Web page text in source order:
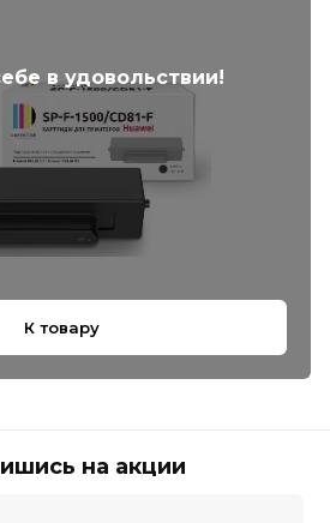
в удовольствии!
К товару
на акции